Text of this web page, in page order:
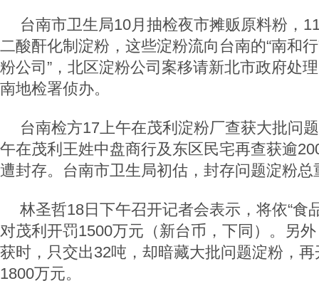
台南市卫生局10月抽检夜市摊贩原料粉，
二酸酐化制淀粉，这些淀粉流向台南的“南和
粉公司”，北区淀粉公司案移请新北市政府处
南地检署侦办。
台南检方17上午在茂利淀粉厂查获大批问
午在茂利王姓中盘商行及东区民宅再查获逾
遭封存。台南市卫生局初估，封存问题淀粉总
林圣哲18日下午召开记者会表示，将依“食
对茂利开罚1500万元（新台币，下同）。另
获时，只交出32吨，却暗藏大批问题淀粉，
1800万元。